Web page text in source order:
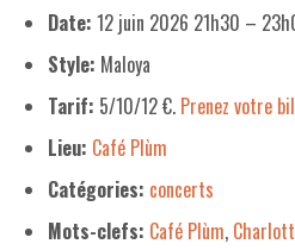
LE CAFÉ/RESTO
LA CARTE
NOS FOURNISSEUR·EUSE·S
LA LIBRAIRIE
Date: 12 juin 2026 21h30 –
Style: Maloya
Tarif: 5/10/12 €. Prenez votre
Lieu: Café Plùm
Catégories: concerts
Mots-clefs: Café Plùm,